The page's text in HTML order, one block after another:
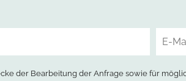
der Bearbeitung der Anfrage sowie für